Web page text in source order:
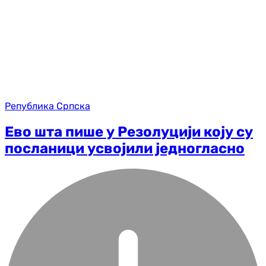
Република Српска
Ево шта пише у Резолуцији коју су
посланици усвојили једногласно